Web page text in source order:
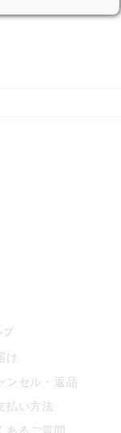
プ
け
ンセル・返品
払い方法
あるご質問